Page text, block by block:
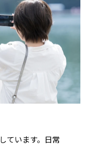
ています。日常